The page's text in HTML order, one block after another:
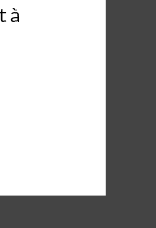
navigateur
à